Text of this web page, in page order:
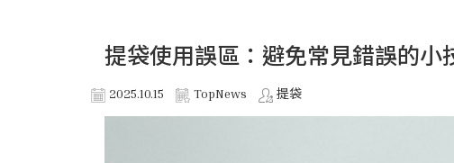
提袋使用誤區：避免常見錯誤的小
2025.10.15 TopNews 提袋